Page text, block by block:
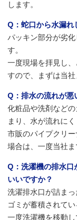
します。
Q：蛇口から水漏れ
パッキン部分が劣
す。
一度現場を拝見し
すので、まずは当社
Q：排水の流れが悪
化粧品や洗剤など
まり、水が流れに
市販のパイプクリ
場合は、一度当社ま
Q：洗濯機の排水口
いいですか？
洗濯排水口が詰ま
ゴミが蓄積されて
一度洗濯機を移動し